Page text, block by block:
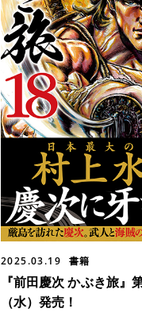
2025.03.19 書籍
『前田慶次 かぶき旅』
（水）発売！